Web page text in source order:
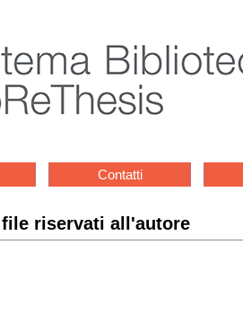
Contatti
riservati all'autore